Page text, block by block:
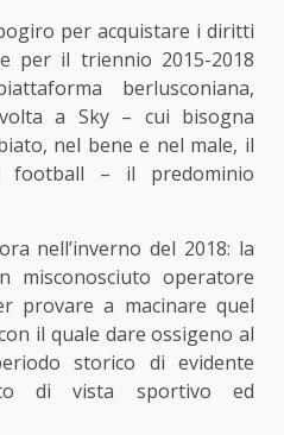
per acquistare i diritti
per il triennio 2015-2018
berlusconiana,
a Sky – cui bisogna
nel bene e nel male, il
football – il predominio
nell’inverno del 2018: la
operatore
provare a macinare quel
il quale dare ossigeno al
storico di evidente
di vista sportivo ed